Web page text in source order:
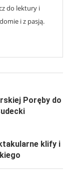
do lektury i
i z pasją.
Poręby do
klify i